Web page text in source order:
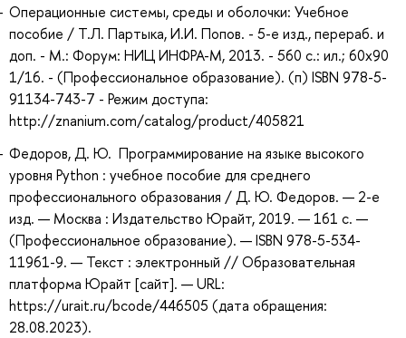
Операционные системы, среды и оболочки: Учебное
пособие / Т.Л. Партыка, И.И. Попов. - 5-e изд., перераб. и
доп. - М.: Форум: НИЦ ИНФРА-М, 2013. - 560 с.: ил.; 60x90
1/16. - (Профессиональное образование). (п) ISBN 978-5-
91134-743-7 - Режим доступа:
http://znanium.com/catalog/product/405821
Федоров, Д. Ю. Программирование на языке высокого
уровня Python : учебное пособие для среднего
профессионального образования / Д. Ю. Федоров. — 2-е
изд. — Москва : Издательство Юрайт, 2019. — 161 с. —
(Профессиональное образование). — ISBN 978-5-534-
11961-9. — Текст : электронный // Образовательная
платформа Юрайт [сайт]. — URL:
https://urait.ru/bcode/446505 (дата обращения:
28.08.2023).